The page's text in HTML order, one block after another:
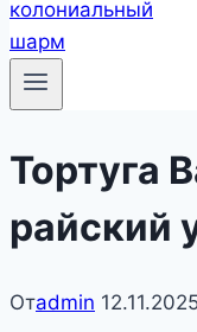
Тортуга
райский
Отadmin